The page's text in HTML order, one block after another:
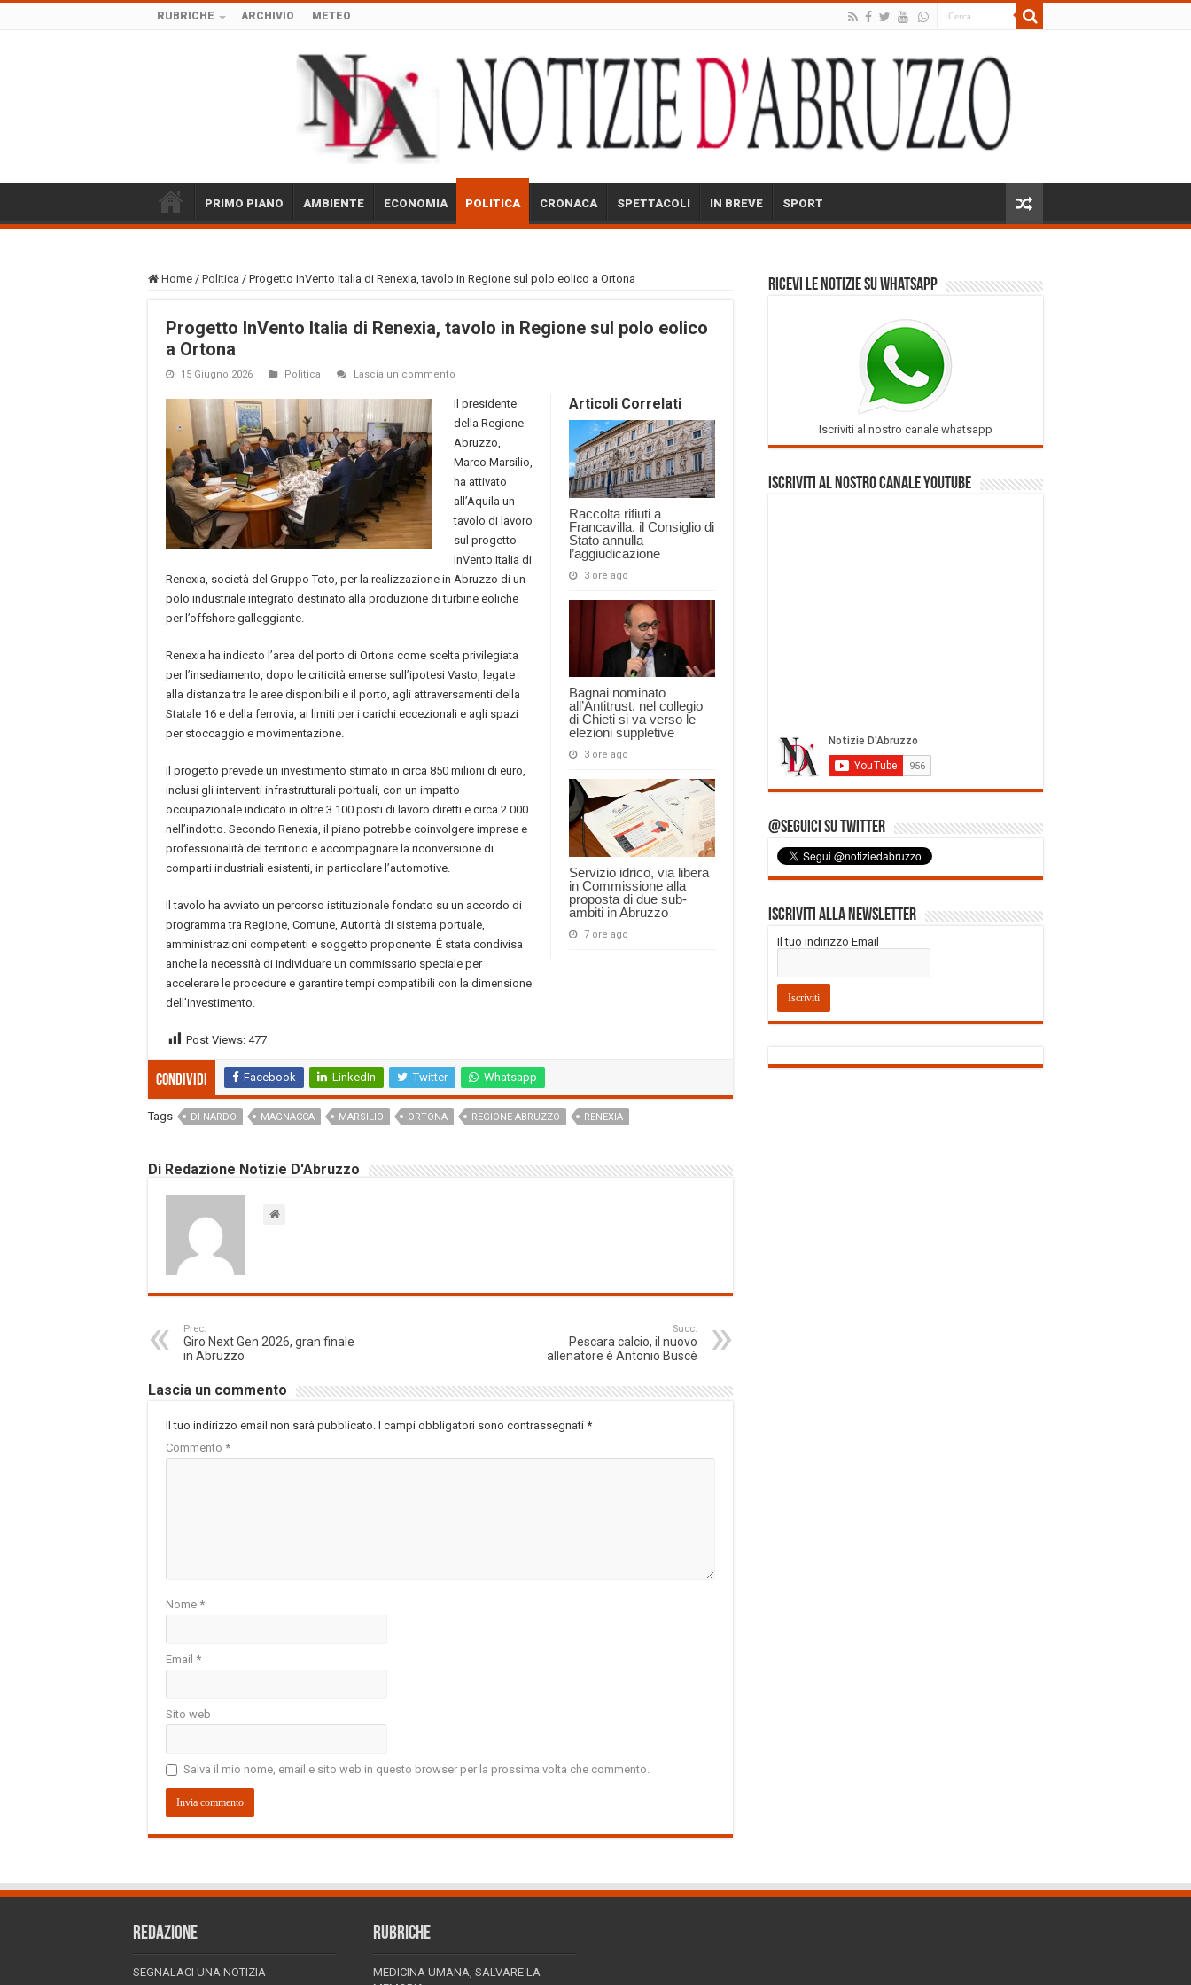
RUBRICHE ARCHIVIO METEO
PRIMO PIANO AMBIENTE ECONOMIA POLITICA CRONACA SPETTACOLI IN BREVE SPORT
Home / Politica / Progetto InVento Italia di Renexia, tavolo in Regione sul polo eolico a Ortona
Progetto InVento Italia di Renexia, tavolo in Regione sul polo eolico
a Ortona
15 Giugno 2026 Politica Lascia un commento
Articoli Correlati
Raccolta rifiuti a
Francavilla, il Consiglio di
Stato annulla
l’aggiudicazione
3 ore ago
Bagnai nominato
all’Antitrust, nel collegio
di Chieti si va verso le
elezioni suppletive
3 ore ago
Servizio idrico, via libera
in Commissione alla
proposta di due sub-
ambiti in Abruzzo
7 ore ago
Il presidente
della Regione
Abruzzo,
Marco Marsilio,
ha attivato
all’Aquila un
tavolo di lavoro
sul progetto
InVento Italia di
Renexia, società del Gruppo Toto, per la realizzazione in Abruzzo di un
polo industriale integrato destinato alla produzione di turbine eoliche
per l’offshore galleggiante.
Renexia ha indicato l’area del porto di Ortona come scelta privilegiata
per l’insediamento, dopo le criticità emerse sull’ipotesi Vasto, legate
alla distanza tra le aree disponibili e il porto, agli attraversamenti della
Statale 16 e della ferrovia, ai limiti per i carichi eccezionali e agli spazi
per stoccaggio e movimentazione.
Il progetto prevede un investimento stimato in circa 850 milioni di euro,
inclusi gli interventi infrastrutturali portuali, con un impatto
occupazionale indicato in oltre 3.100 posti di lavoro diretti e circa 2.000
nell’indotto. Secondo Renexia, il piano potrebbe coinvolgere imprese e
professionalità del territorio e accompagnare la riconversione di
comparti industriali esistenti, in particolare l’automotive.
Il tavolo ha avviato un percorso istituzionale fondato su un accordo di
programma tra Regione, Comune, Autorità di sistema portuale,
amministrazioni competenti e soggetto proponente. È stata condivisa
anche la necessità di individuare un commissario speciale per
accelerare le procedure e garantire tempi compatibili con la dimensione
dell’investimento.
Post Views: 477
Condividi Facebook LinkedIn Twitter Whatsapp
Tags DI NARDO MAGNACCA MARSILIO ORTONA REGIONE ABRUZZO RENEXIA
Di Redazione Notizie D'Abruzzo
Prec.
Giro Next Gen 2026, gran finale
in Abruzzo
Succ.
Pescara calcio, il nuovo
allenatore è Antonio Buscè
Lascia un commento
Il tuo indirizzo email non sarà pubblicato. I campi obbligatori sono contrassegnati *
Commento *
Nome *
Email *
Sito web
Salva il mio nome, email e sito web in questo browser per la prossima volta che commento.
Ricevi le notizie su Whatsapp
Iscriviti al nostro canale whatsapp
Iscriviti al nostro Canale Youtube
@Seguici su Twitter
Iscriviti alla Newsletter
Il tuo indirizzo Email
REDAZIONE
SEGNALACI UNA NOTIZIA
RUBRICHE
MEDICINA UMANA, SALVARE LA